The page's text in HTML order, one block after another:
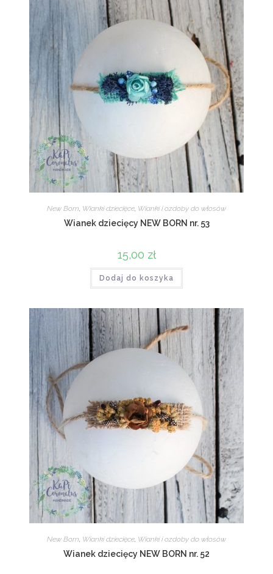
New Born Wianki dziecięce Wianki i ozdoby do włosów
Wianek dziecięcy NEW BORN nr. 53
15,00 zł
Dodaj do koszyka
New Born, Wianki dziecięce, Wianki i ozdoby do włosów
Wianek dziecięcy NEW BORN nr. 52